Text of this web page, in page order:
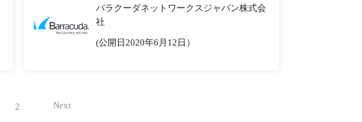
バラクーダネットワークスジャパン株式会
社
(公開日2020年6月12日）
2 Next